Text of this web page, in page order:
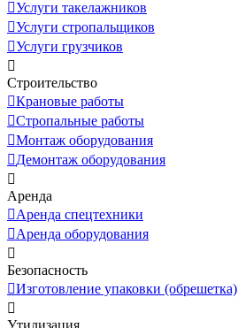
Услуги такелажников
Услуги стропальщиков
Услуги грузчиков
Строительство
Крановые работы
Стропальные работы
Монтаж оборудования
Демонтаж оборудования
Аренда
Аренда спецтехники
Аренда оборудования
Безопасность
Изготовление упаковки (обрешетка)
Утилизация